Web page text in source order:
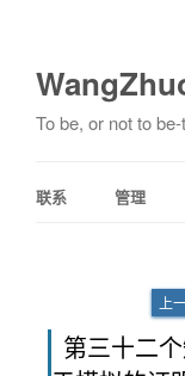
To be, or not to
联系 管理
上
第三十二